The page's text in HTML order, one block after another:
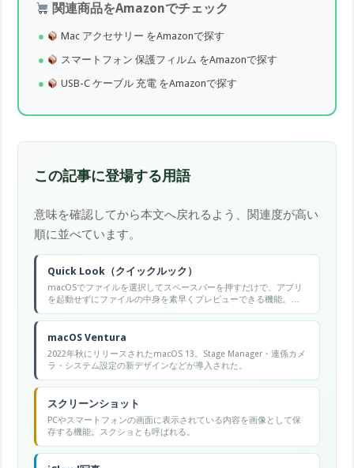
関連商品をAmazonでチェック
Mac アクセサリー をAmazonで探す
スマートフォン 保護フィルム をAmazonで探す
USB-C ケーブル 充電 をAmazonで探す
この記事に登場する用語
意味を確認してから本文へ戻れるよう、関連度が高い
順に並べています。
Quick Look（クイックルック）
macOSでファイルを選択してスペースバーを押すだけで、アプリ
を起動せずにファイルの中身を素早くプレビューできる機能。
Finderやメールの添付ファイルなど、あらゆる場所で利用できる。
macOS Ventura
2022年秋にリリースされたmacOS 13。Stage Manager・連係カメ
ラ・システム設定の新デザインなどが導入された。
スクリーンショット
PCやスマートフォンの画面に表示されている内容を画像として保
存する機能。スクショとも呼ばれる。